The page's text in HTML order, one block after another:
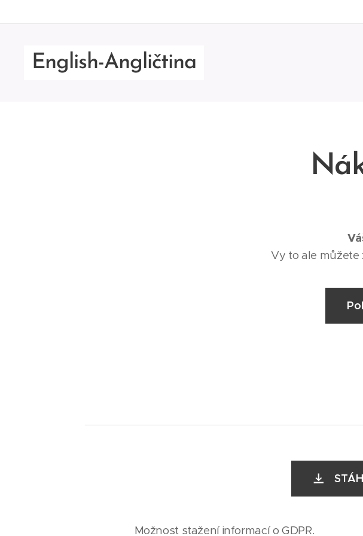
English-Angličtina
Vy to ale můžete
Možnost stažení informací o GDPR.